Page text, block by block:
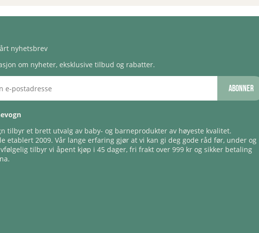
nyhetsbrev
om nyheter, eksklusive tilbud og rabatter.
Abonner
tilbyr et brett utvalg av baby- og barneprodukter av høyeste kvalitet.
etablert 2009. Vår lange erfaring gjør at vi kan gi deg gode råd før, under og
tilbyr vi åpent kjøp i 45 dager, fri frakt over 999 kr og sikker betaling